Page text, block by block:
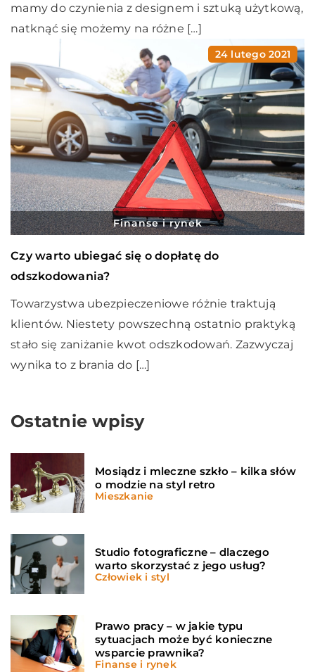
mamy do czynienia z designem i sztuką użytkową,
natknąć się możemy na różne […]
24 lutego 2021
Finanse i rynek
Czy warto ubiegać się o dopłatę do
odszkodowania?
Towarzystwa ubezpieczeniowe różnie traktują
klientów. Niestety powszechną ostatnio praktyką
stało się zaniżanie kwot odszkodowań. Zazwyczaj
wynika to z brania do […]
Ostatnie wpisy
Mosiądz i mleczne szkło – kilka słów
o modzie na styl retro
Mieszkanie
Studio fotograficzne – dlaczego
warto skorzystać z jego usług?
Człowiek i styl
Prawo pracy – w jakie typu
sytuacjach może być konieczne
wsparcie prawnika?
Finanse i rynek